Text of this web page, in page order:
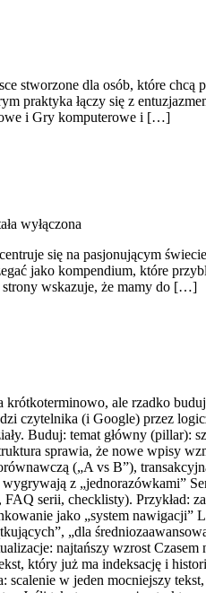
stworzone dla osób, które chcą
praktyka łączy się z
i Gry komputerowe i […]
wyłączona
się na pasjonującym
jako kompendium, które
strony wskazuje, że mamy do […]
ale rzadko
czytelnika (i Google) przez
Buduj: temat główny (pillar):
sprawia, że nowe wpisy
(„A vs B”),
z „jednorazówkami”
serii, checklisty). Przykład:
jako „system nawigacji”
„dla
najtańszy wzrost Czasem
który już ma indeksację i
w jeden mocniejszy